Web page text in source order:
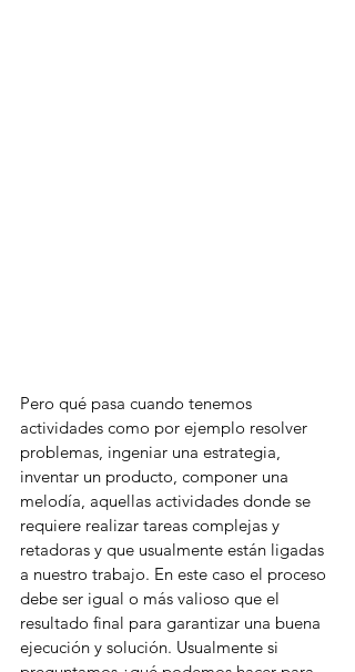
Pero qué pasa cuando tenemos
actividades como por ejemplo resolver
problemas, ingeniar una estrategia,
inventar un producto, componer una
melodía, aquellas actividades donde se
requiere realizar tareas complejas y
retadoras y que usualmente están ligadas
a nuestro trabajo. En este caso el proceso
debe ser igual o más valioso que el
resultado final para garantizar una buena
ejecución y solución. Usualmente si